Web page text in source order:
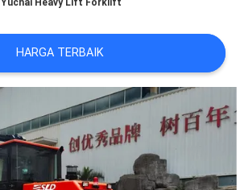
Yuchai Heavy Lift Forklift
HARGA TERBAIK